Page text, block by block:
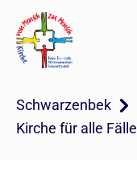
Schwarzenbek
Kirche für alle Fälle